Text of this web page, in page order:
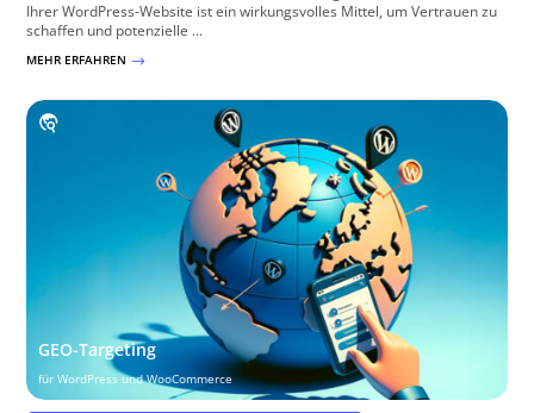
Ihrer WordPress-Website ist ein wirkungsvolles Mittel, um Vertrauen zu
schaffen und potenzielle ...
MEHR ERFAHREN $
GEO-Targeting
für WordPress und WooCommerce